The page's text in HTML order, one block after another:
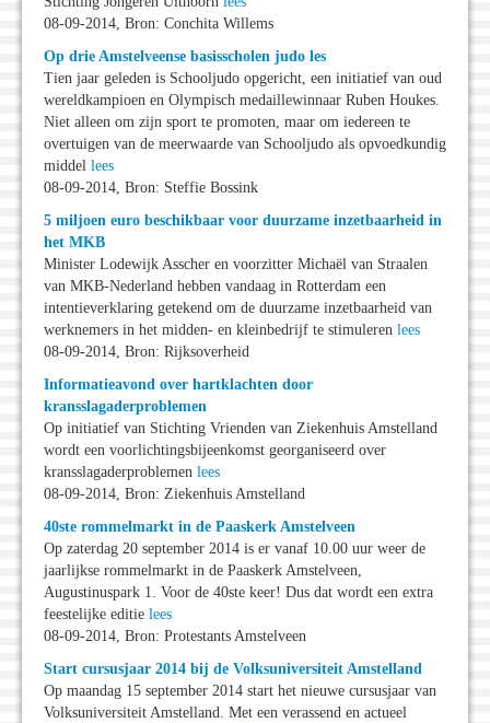
08-09-2014, Bron: Conchita Willems
Op drie Amstelveense basisscholen judo les
Tien jaar geleden is Schooljudo opgericht, een initiatief van oud
wereldkampioen en Olympisch medaillewinnaar Ruben Houkes.
Niet alleen om zijn sport te promoten, maar om iedereen te
overtuigen van de meerwaarde van Schooljudo als opvoedkundig
middel lees
08-09-2014, Bron: Steffie Bossink
5 miljoen euro beschikbaar voor duurzame inzetbaarheid in
het MKB
Minister Lodewijk Asscher en voorzitter Michaël van Straalen
van MKB-Nederland hebben vandaag in Rotterdam een
intentieverklaring getekend om de duurzame inzetbaarheid van
werknemers in het midden- en kleinbedrijf te stimuleren lees
08-09-2014, Bron: Rijksoverheid
Informatieavond over hartklachten door
kransslagaderproblemen
Op initiatief van Stichting Vrienden van Ziekenhuis Amstelland
wordt een voorlichtingsbijeenkomst georganiseerd over
kransslagaderproblemen lees
08-09-2014, Bron: Ziekenhuis Amstelland
40ste rommelmarkt in de Paaskerk Amstelveen
Op zaterdag 20 september 2014 is er vanaf 10.00 uur weer de
jaarlijkse rommelmarkt in de Paaskerk Amstelveen,
Augustinuspark 1. Voor de 40ste keer! Dus dat wordt een extra
feestelijke editie lees
08-09-2014, Bron: Protestants Amstelveen
Start cursusjaar 2014 bij de Volksuniversiteit Amstelland
Op maandag 15 september 2014 start het nieuwe cursusjaar van
Volksuniversiteit Amstelland. Met een verassend en actueel